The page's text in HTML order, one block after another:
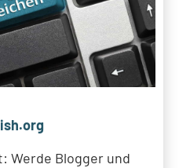
Werde Blogger und